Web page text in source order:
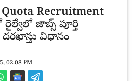
Quota Recruitment
జాబ్స్ పూర్తి
విధానం
02.08 PM